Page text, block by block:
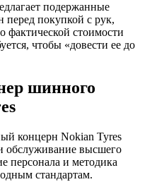
подержанные
покупкой с рук,
фактической стоимости
чтобы «довести ее до
шинного
концерн Nokian Tyres
обслуживание высшего
персонала и методика
стандартам.